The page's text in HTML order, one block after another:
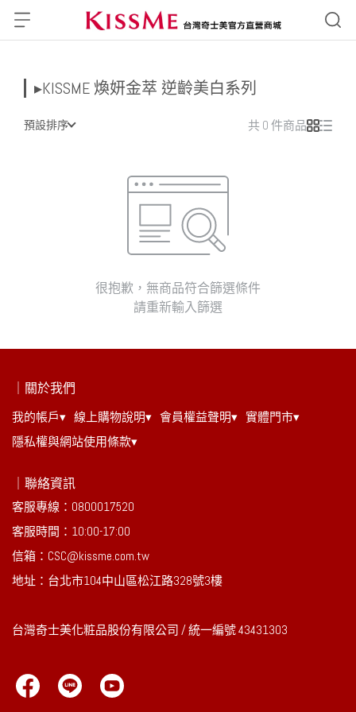
▸KISSME 煥妍金萃 逆齡美白系列
預設排序 共 0 件商品
很抱歉，無商品符合篩選條件
請重新輸入篩選
｜關於我們
我的帳戶▾ 線上購物說明▾ 會員權益聲明▾ 實體門市▾
隱私權與網站使用條款▾
｜聯絡資訊
客服專線：0800017520
客服時間：10:00-17:00
信箱：CSC@kissme.com.tw
地址：台北市104中山區松江路328號3樓
台灣奇士美化粧品股份有限公司 / 統一編號 43431303